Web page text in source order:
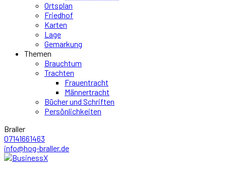
Ortsplan
Friedhof
Karten
Lage
Gemarkung
Themen
Brauchtum
Trachten
Frauentracht
Männertracht
Bücher und Schriften
Persönlichkeiten
Braller
07141661463
info@hog-braller.de